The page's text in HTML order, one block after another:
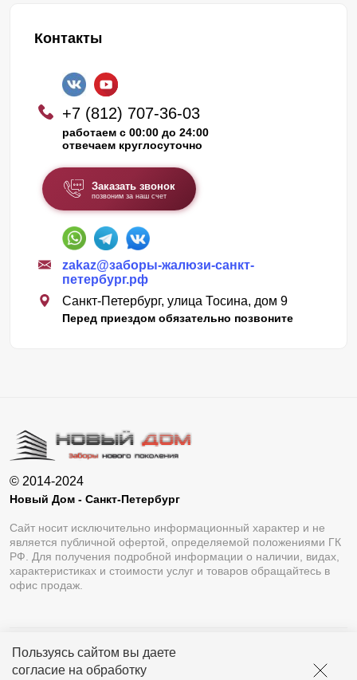
Пользуясь сайтом вы даете
согласие на обработку
Контакты
+7 (812) 707-36-03
работаем с 00:00 до 24:00
отвечаем круглосуточно
Заказать звонок
позвоним за наш счет
zakaz@заборы-жалюзи-санкт-
петербург.рф
Санкт-Петербург, улица Тосина, дом 9
Перед приездом обязательно позвоните
© 2014-2024
Новый Дом - Санкт-Петербург
Сайт носит исключительно информационный характер и не
является публичной офертой, определяемой положениями ГК
РФ. Для получения подробной информации о наличии, видах,
характеристиках и стоимости услуг и товаров обращайтесь в
офис продаж.
Разработка сайтаLukevium